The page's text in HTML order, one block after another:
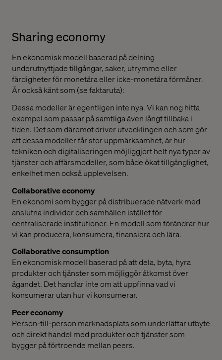
Sharing economy
En ekonomisk modell baserad på delning
underutnyttjade tillgångar, saker, utrymme eller
färdigheter för monetära eller icke-monetära förmåner.
Är också känt som (se faktaruta):
Dessa modeller är egentligen inte nya. Vi kan nog hitta
exempel som passar på samtliga även långt tillbaka i
tiden. Det som däremot driver utvecklingen och som gör
att dessa modeller får stor uppmärksamhet, är hur
tekniken och digitaliseringen möjliggjort helt nya typer av
tjänster och affärsmodeller, som både ökat tillgänglighet,
enkelhet men också upplevelsen.
Collaborative economy
En ekonomi som bygger på distribuerade nätverk med
anslutna individer och samhällen istället för
centraliserade institutioner. En modell som förändrar hur
vi kan producera, konsumera, finansiera och lära.
Collaborative consumption
En ekonomisk modell baserad på att dela, byta, hyra
produkter och tjänster som möjliggör åtkomst över
ägandet. Det handlar inte om att uppfinna vad vi
konsumerar utan hur vi konsumerar.
Peer economy
Person-till-person marknadsplats som underlättar utbyte
och direkt handel med produkter och tjänster som
bygger på förtroende mellan peers.